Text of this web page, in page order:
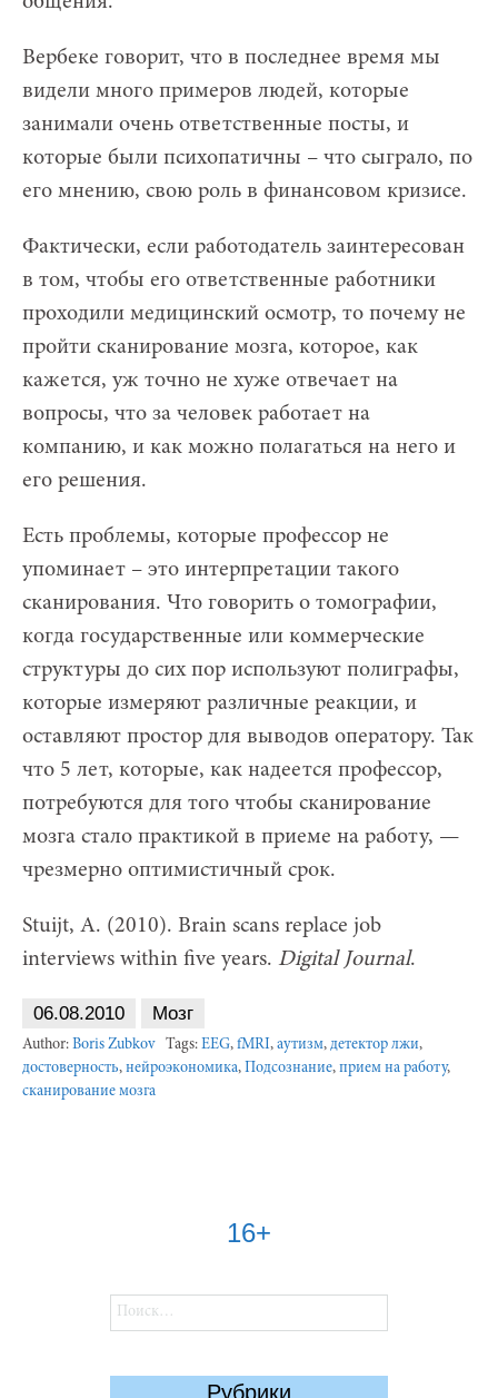
Вербеке говорит, что в последнее время мы
видели много примеров людей, которые
занимали очень ответственные посты, и
которые были психопатичны – что сыграло, по
его мнению, свою роль в финансовом кризисе.
Фактически, если работодатель заинтересован
в том, чтобы его ответственные работники
проходили медицинский осмотр, то почему не
пройти сканирование мозга, которое, как
кажется, уж точно не хуже отвечает на
вопросы, что за человек работает на
компанию, и как можно полагаться на него и
его решения.
Есть проблемы, которые профессор не
упоминает – это интерпретации такого
сканирования. Что говорить о томографии,
когда государственные или коммерческие
структуры до сих пор используют полиграфы,
которые измеряют различные реакции, и
оставляют простор для выводов оператору. Так
что 5 лет, которые, как надеется профессор,
потребуются для того чтобы сканирование
мозга стало практикой в приеме на работу, —
чрезмерно оптимистичный срок.
Stuijt, A. (2010). Brain scans replace job
interviews within five years. Digital Journal.
06.08.2010 Мозг
Author: Boris Zubkov Tags: EEG, fMRI, аутизм, детектор лжи,
достоверность, нейроэкономика, Подсознание, прием на работу,
сканирование мозга
16+
Найти:
Рубрики